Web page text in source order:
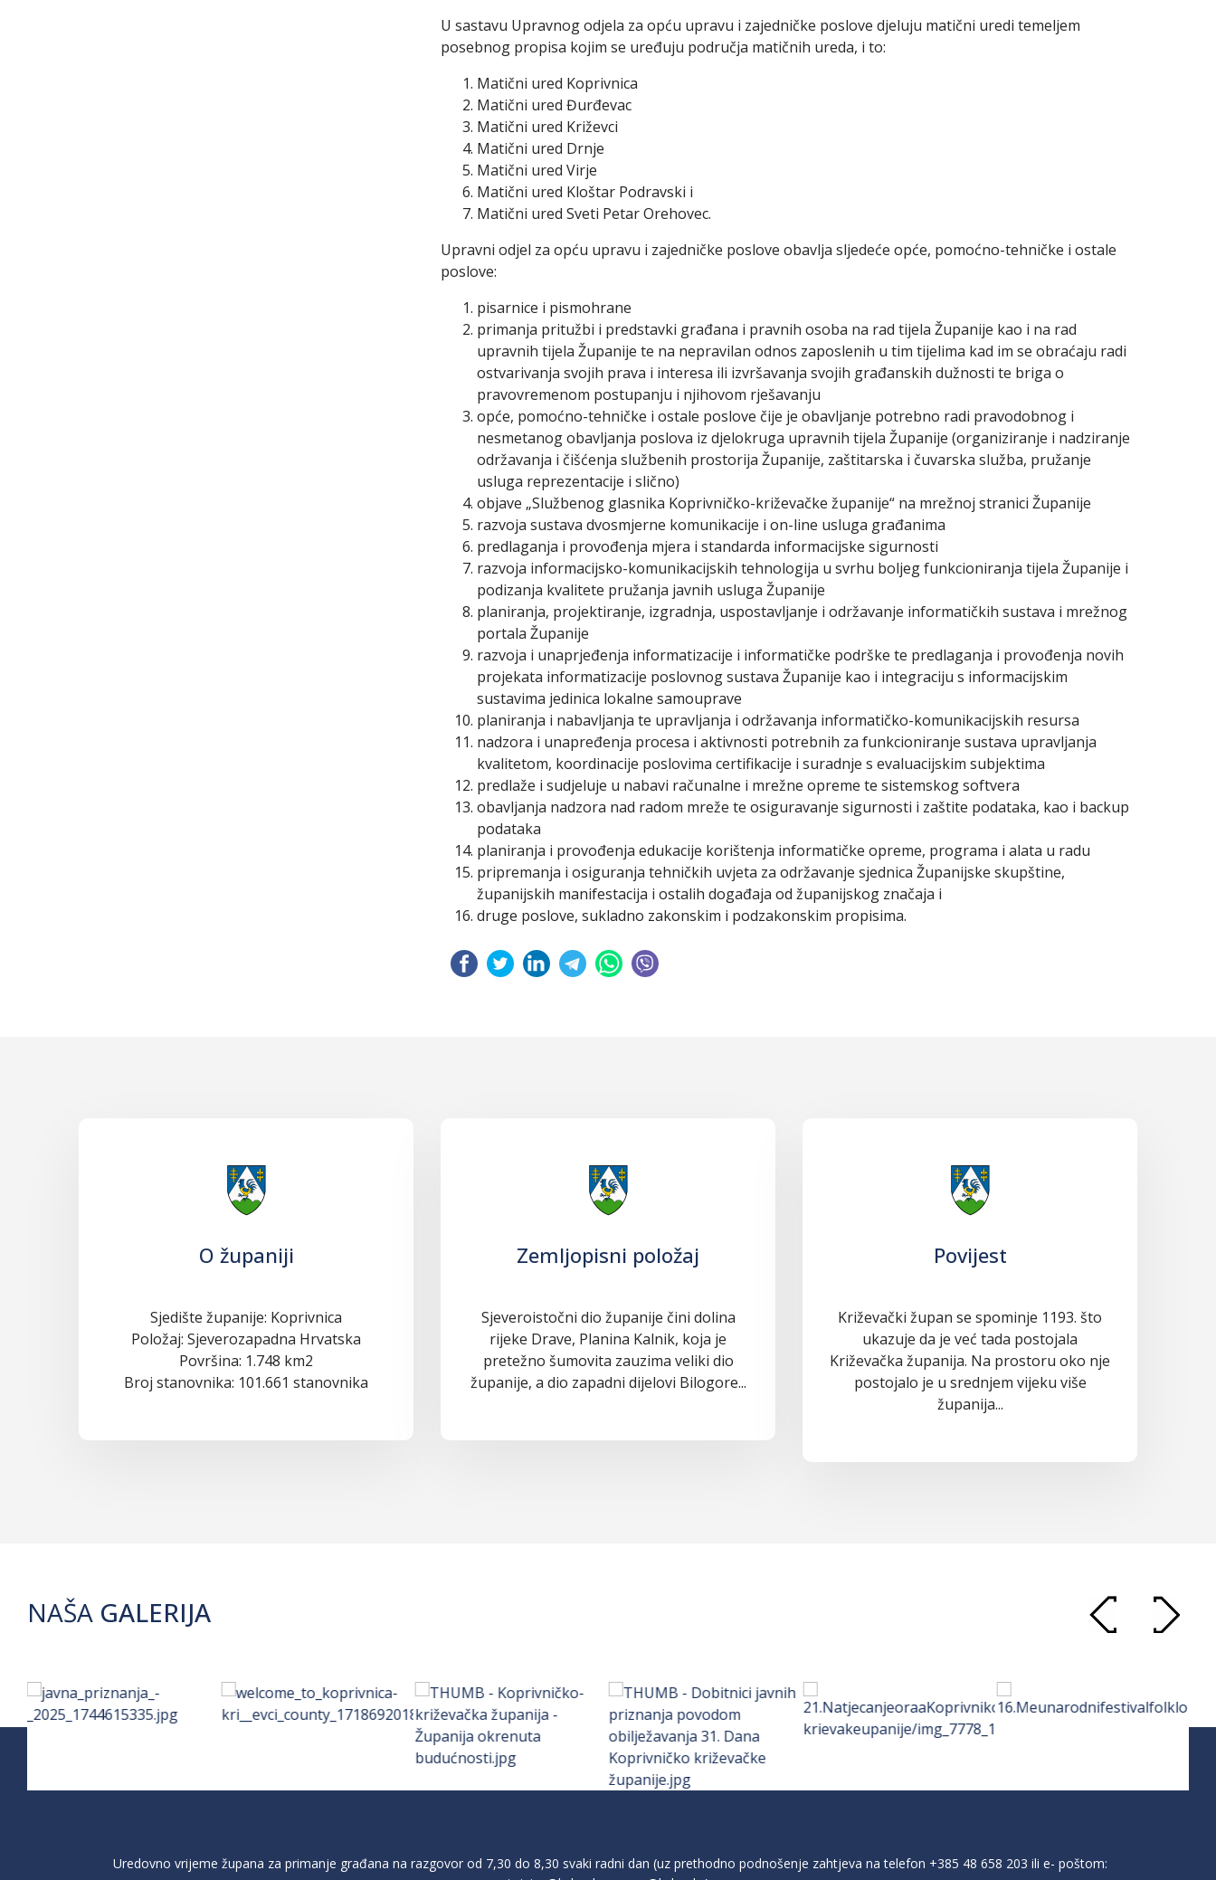
U sastavu Upravnog odjela za opću upravu i zajedničke poslove djeluju matični uredi temeljem
posebnog propisa kojim se uređuju područja matičnih ureda, i to:
Matični ured Koprivnica
Matični ured Đurđevac
Matični ured Križevci
Matični ured Drnje
Matični ured Virje
Matični ured Kloštar Podravski i
Matični ured Sveti Petar Orehovec.
Upravni odjel za opću upravu i zajedničke poslove obavlja sljedeće opće, pomoćno-tehničke i ostale
poslove:
pisarnice i pismohrane
primanja pritužbi i predstavki građana i pravnih osoba na rad tijela Županije kao i na rad
upravnih tijela Županije te na nepravilan odnos zaposlenih u tim tijelima kad im se obraćaju radi
ostvarivanja svojih prava i interesa ili izvršavanja svojih građanskih dužnosti te briga o
pravovremenom postupanju i njihovom rješavanju
opće, pomoćno-tehničke i ostale poslove čije je obavljanje potrebno radi pravodobnog i
nesmetanog obavljanja poslova iz djelokruga upravnih tijela Županije (organiziranje i nadziranje
održavanja i čišćenja službenih prostorija Županije, zaštitarska i čuvarska služba, pružanje
usluga reprezentacije i slično)
objave „Službenog glasnika Koprivničko-križevačke županije“ na mrežnoj stranici Županije
razvoja sustava dvosmjerne komunikacije i on-line usluga građanima
predlaganja i provođenja mjera i standarda informacijske sigurnosti
razvoja informacijsko-komunikacijskih tehnologija u svrhu boljeg funkcioniranja tijela Županije i
podizanja kvalitete pružanja javnih usluga Županije
planiranja, projektiranje, izgradnja, uspostavljanje i održavanje informatičkih sustava i mrežnog
portala Županije
razvoja i unaprjeđenja informatizacije i informatičke podrške te predlaganja i provođenja novih
projekata informatizacije poslovnog sustava Županije kao i integraciju s informacijskim
sustavima jedinica lokalne samouprave
planiranja i nabavljanja te upravljanja i održavanja informatičko-komunikacijskih resursa
nadzora i unapređenja procesa i aktivnosti potrebnih za funkcioniranje sustava upravljanja
kvalitetom, koordinacije poslovima certifikacije i suradnje s evaluacijskim subjektima
predlaže i sudjeluje u nabavi računalne i mrežne opreme te sistemskog softvera
obavljanja nadzora nad radom mreže te osiguravanje sigurnosti i zaštite podataka, kao i backup
podataka
planiranja i provođenja edukacije korištenja informatičke opreme, programa i alata u radu
pripremanja i osiguranja tehničkih uvjeta za održavanje sjednica Županijske skupštine,
županijskih manifestacija i ostalih događaja od županijskog značaja i
druge poslove, sukladno zakonskim i podzakonskim propisima.
O županiji
Sjedište županije: Koprivnica
Položaj: Sjeverozapadna Hrvatska
Površina: 1.748 km2
Broj stanovnika: 101.661 stanovnika
Zemljopisni položaj
Sjeveroistočni dio županije čini dolina
rijeke Drave, Planina Kalnik, koja je
pretežno šumovita zauzima veliki dio
županije, a dio zapadni dijelovi Bilogore...
Povijest
Križevački župan se spominje 1193. što
ukazuje da je već tada postojala
Križevačka županija. Na prostoru oko nje
postojalo je u srednjem vijeku više
županija...
NAŠA GALERIJA
Uredovno vrijeme župana za primanje građana na razgovor od 7,30 do 8,30 svaki radni dan (uz prethodno podnošenje zahtjeva na telefon +385 48 658 203 ili e- poštom: